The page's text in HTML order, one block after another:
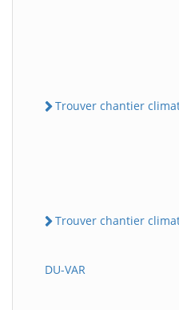
Trouver chantier
Trouver chantier
DU-VAR